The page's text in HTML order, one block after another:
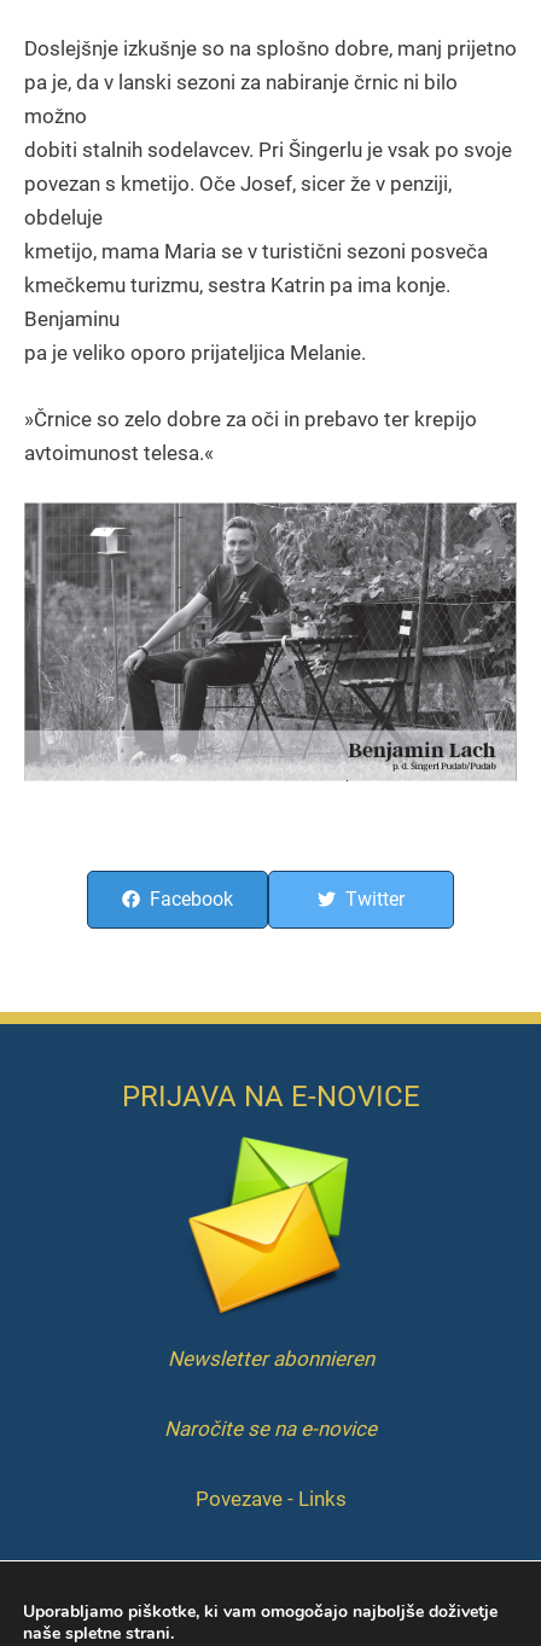
Doslejšnje izkušnje so na splošno dobre, manj prijetno
pa je, da v lanski sezoni za nabiranje črnic ni bilo
možno
dobiti stalnih sodelavcev. Pri Šingerlu je vsak po svoje
povezan s kmetijo. Oče Josef, sicer že v penziji,
obdeluje
kmetijo, mama Maria se v turistični sezoni posveča
kmečkemu turizmu, sestra Katrin pa ima konje.
Benjaminu
pa je veliko oporo prijateljica Melanie.
»Črnice so zelo dobre za oči in prebavo ter krepijo
avtoimunost telesa.«
Facebook Twitter
PRIJAVA NA E-NOVICE
Newsletter abonnieren
Naročite se na e-novice
Povezave - Links
IMPRESSUM
Uporabljamo piškotke, ki vam omogočajo najboljše doživetje
naše spletne strani.